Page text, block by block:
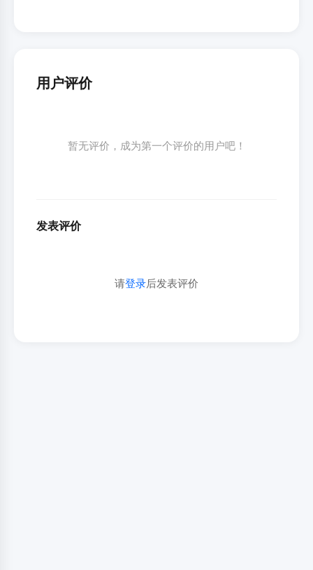
用户评价
暂无评价，成为第一个评价的用户吧！
发表评价
请登录后发表评价